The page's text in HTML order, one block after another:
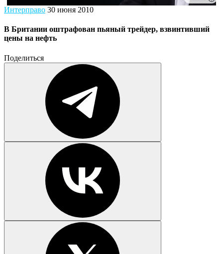
Интерправо 30 июня 2010
В Британии оштрафован пьяный трейдер, взвинтивший
цены на нефть
Поделиться